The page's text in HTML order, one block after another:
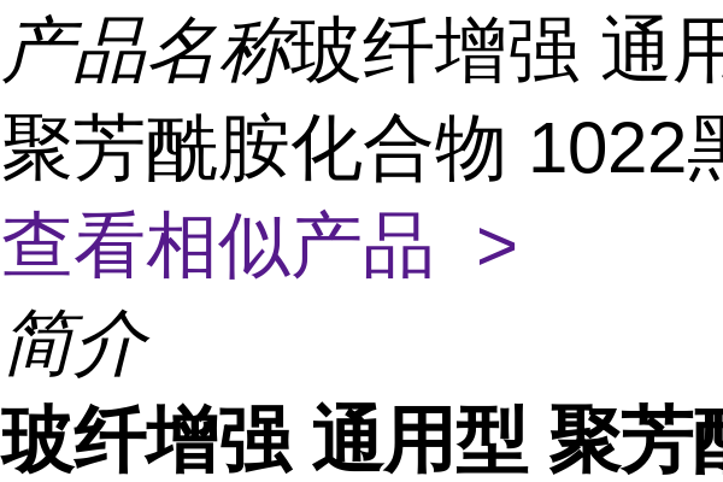
产品名称玻纤增强 通
聚芳酰胺化合物 1022
查看相似产品 >
简介
玻纤增强 通用型 聚芳